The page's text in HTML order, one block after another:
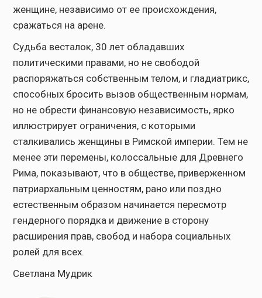
женщине, независимо от ее происхождения,
сражаться на арене.
Судьба весталок, 30 лет обладавших
политическими правами, но не свободой
распоряжаться собственным телом, и гладиатрикс,
способных бросить вызов общественным нормам,
но не обрести финансовую независимость, ярко
иллюстрирует ограничения, с которыми
сталкивались женщины в Римской империи. Тем не
менее эти перемены, колоссальные для Древнего
Рима, показывают, что в обществе, приверженном
патриархальным ценностям, рано или поздно
естественным образом начинается пересмотр
гендерного порядка и движение в сторону
расширения прав, свобод и набора социальных
ролей для всех.
Светлана Мудрик